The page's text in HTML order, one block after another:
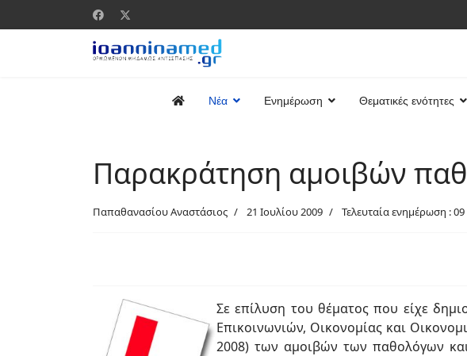
Νέα Ενημέρωση Θεματικές ενότητες
Παρακράτηση αμοιβών
Παπαθανασίου Αναστάσιος 21 Ιουλίου 2009 Τελευταία ενημέρωση :
Σε επίλυση του θέματος που είχε
Επικοινωνιών, Οικονομίας και
2008) των αμοιβών των παθολόγων και